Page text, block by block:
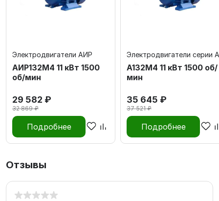
Электродвигатели АИР
АИР132М4 11 кВт 1500
об/мин
29 582 ₽
32 869 ₽
Подробнее
Электродвигатели серии А
А132M4 11 кВт 1500 об/
мин
35 645 ₽
37 521 ₽
Подробнее
Отзывы